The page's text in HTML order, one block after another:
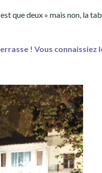
que deux » mais non, la
! Vous connaissiez